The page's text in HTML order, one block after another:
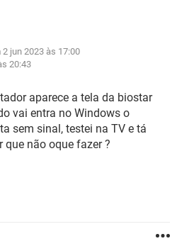
GMAIL
EXCEL
WHATSAPP
EXCEL
GMAIL
FACEBOOK
EXCEL
jun 2023 às 17:00
20:43
aparece a tela da biostar
vai entra no Windows o
sem sinal, testei na TV e tá
não oque fazer ?